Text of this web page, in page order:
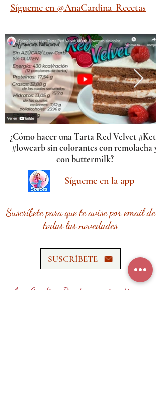
Sígueme en @AnaCardina_Recetas
¿Cómo hacer una Tarta Red Velvet #Keto
#lowcarb sin colorantes con remolacha y
con buttermilk?
Sígueme en la app
Suscríbete para que te avise por email de
todas las novedades
Ana Cardina Recetas requiere tiempo,
SUSCRÍBETE